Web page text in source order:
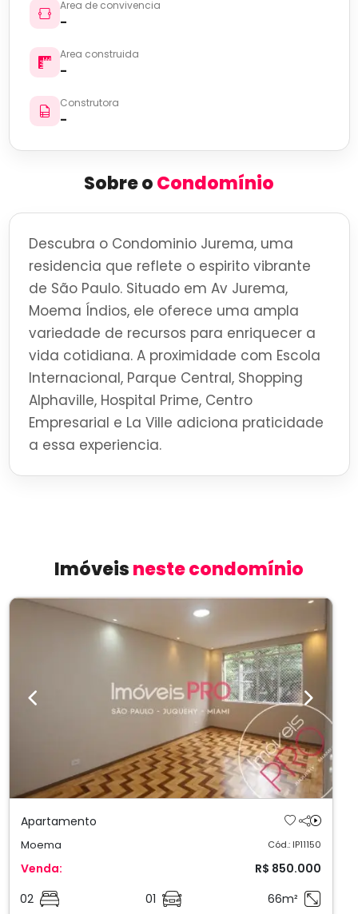
Area de convivencia
-
Area construida
-
Construtora
-
Sobre oCondomínio
Descubra o Condominio Jurema, uma
residencia que reflete o espirito vibrante
de São Paulo. Situado em Av Jurema,
Moema Índios, ele oferece uma ampla
variedade de recursos para enriquecer a
vida cotidiana. A proximidade com Escola
Internacional, Parque Central, Shopping
Alphaville, Hospital Prime, Centro
Empresarial e La Ville adiciona praticidade
a essa experiencia.
Imóveisneste condomínio
Previous Next
Apartamento
Moema Cód.: IP11150
Venda:
R$ 850.000
02
01 66m²